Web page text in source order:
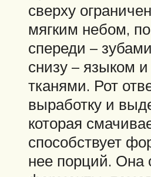
сверху
мягким небом,
спереди –
снизу – языком
тканями. Рот
выработку и
которая
способствует
нее порций. Она